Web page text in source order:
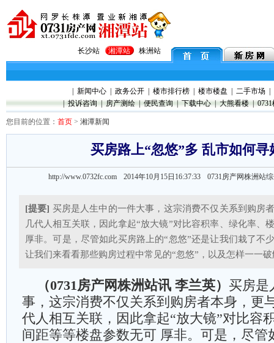
长沙站 湘潭站 株洲站
新闻中心 政务公开 楼市排行榜 楼市楼盘 二手市场
投诉咨询 房产测绘 便民查询 下载中心 大熊看楼
您目前的位置： 首页 > 湘潭新闻
买房路上“忽悠”多 乱市如何寻
http://www.0732fc.com 2014年10月15日16:37:33 0731房产网株洲站
[提要] 买房是人生中的一件大事，这宗消费不仅关系到购房
几代人相互关联，因此拿起“放大镜”对比容积率、绿化率、
厚非。可是，尽管如此买房路上的“忽悠”还是让我们栽了不
让我们来看看那些购房过程中常见的“忽悠”，以及怎样一一
（0731房产网株洲站讯 李兰英） 买房是
事，这宗消费不仅关系到购房者本身，更
代人相互关联，因此拿起“放大镜”对比容
间距等等楼盘参数无可 厚非。可是，尽管